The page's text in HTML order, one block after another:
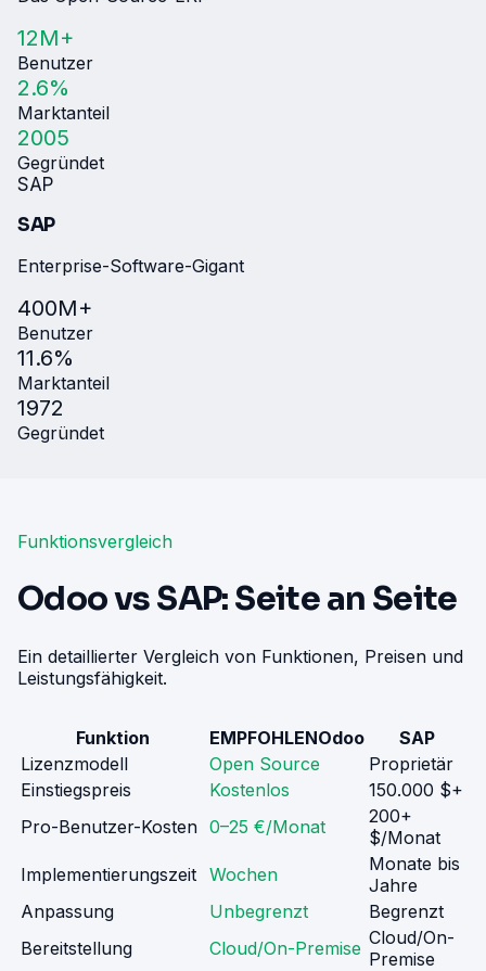
12M+
Benutzer
2.6%
Marktanteil
2005
Gegründet
SAP
SAP
Enterprise-Software-Gigant
400M+
Benutzer
11.6%
Marktanteil
1972
Gegründet
Funktionsvergleich
Odoo vs SAP: Seite an Seite
Ein detaillierter Vergleich von Funktionen, Preisen und
Leistungsfähigkeit.
Funktion EMPFOHLENOdoo
SAP
Lizenzmodell
Open Source
Proprietär
Einstiegspreis
Kostenlos
150.000 $+
Pro-Benutzer-Kosten 0–25 €/Monat
200+
$/Monat
Implementierungszeit Wochen
Monate bis
Jahre
Anpassung
Unbegrenzt
Begrenzt
Bereitstellung
Cloud/On-Premise Cloud/On-
Premise